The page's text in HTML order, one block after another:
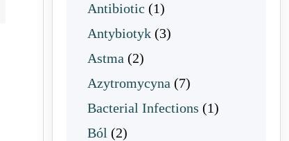
Antibiotic (1)
Antybiotyk (3)
Astma (2)
Azytromycyna (7)
Bacterial Infections (1)
Ból (2)